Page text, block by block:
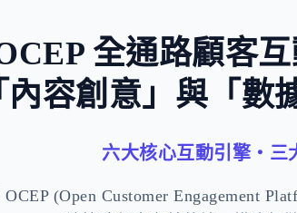
全通路顧客互
內容創意」與「數
六大核心互動引擎・三
OCEP (Open Customer Engagement